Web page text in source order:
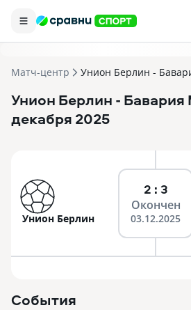
Матч-центр Унион Берлин -
Унион Берлин -
декабря 2025
Унион Берлин
2 : 3
Окончен
03.12.2025
События